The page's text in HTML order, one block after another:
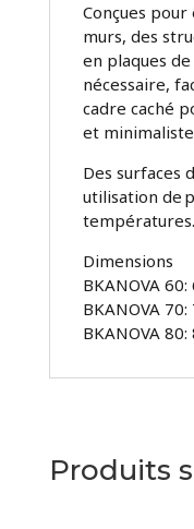
Conçues
murs, des
en plaques
nécessaire,
cadre caché
et
Des surfaces
utilisation de
températures.
Dimensions
BKANOVA
BKANOVA
BKANOVA
Produits